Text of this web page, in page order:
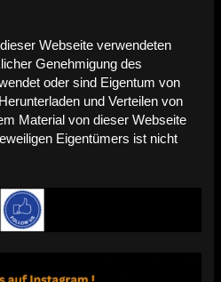
Webseite verwendeten
Genehmigung des
oder sind Eigentum von
und Verteilen von
Material von dieser Webseite
Eigentümers ist nicht